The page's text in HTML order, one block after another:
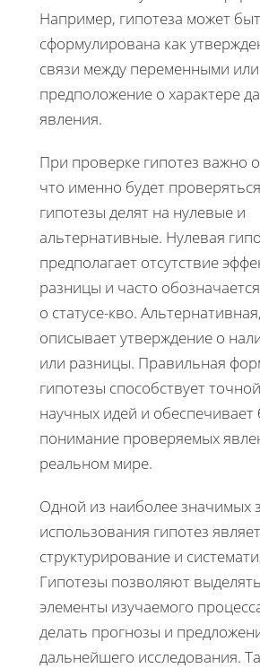
Например, гипотеза может
сформулирована как
связи между переменными или
предположение о характере
явления.
При проверке гипотез важно
что именно будет
гипотезы делят на нулевые и
альтернативные. Нулевая
предполагает отсутствие
разницы и часто
о статусе-кво.
описывает утверждение о
или разницы. Правильная
гипотезы способствует
научных идей и обеспечивает
понимание проверяемых
реальном мире.
Одной из наиболее значимых
использования гипотез
структурирование и
Гипотезы позволяют
элементы изучаемого
делать прогнозы и
дальнейшего исследования.